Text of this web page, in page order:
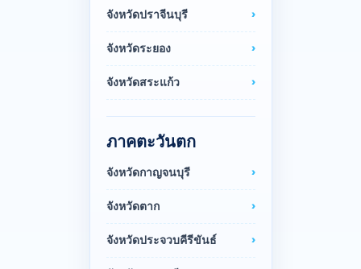
จังหวัดปราจีนบุรี
จังหวัดระยอง
จังหวัดสระแก้ว
ภาคตะวันตก
จังหวัดกาญจนบุรี
จังหวัดตาก
จังหวัดประจวบคีรีขันธ์